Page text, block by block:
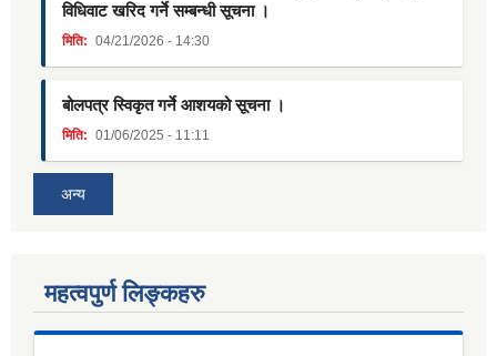
विधिवाट खरिद गर्ने सम्बन्धी सूचना ।
मिति: 04/21/2026 - 14:30
बोलपत्र स्विकृत गर्ने आशयको सूचना ।
मिति: 01/06/2025 - 11:11
अन्य
महत्वपुर्ण लिङ्कहरु